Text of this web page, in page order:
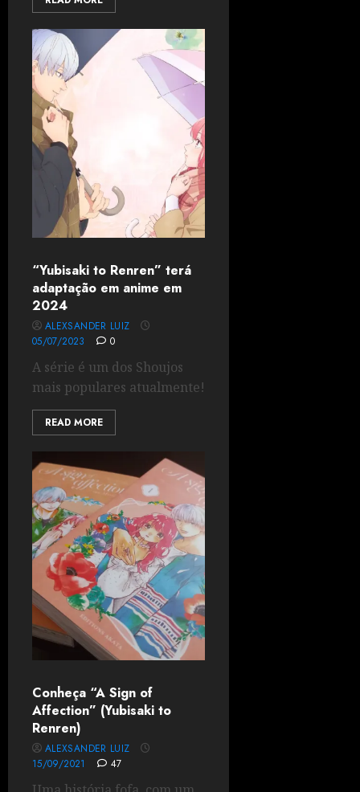
“Yubisaki to Renren” terá
adaptação em anime em
2024
ALEXSANDER LUIZ
05/07/2023
0
A série é um dos Shoujos
mais populares atualmente!
READ MORE
Conheça “A Sign of
Affection” (Yubisaki to
Renren)
ALEXSANDER LUIZ
15/09/2021
47